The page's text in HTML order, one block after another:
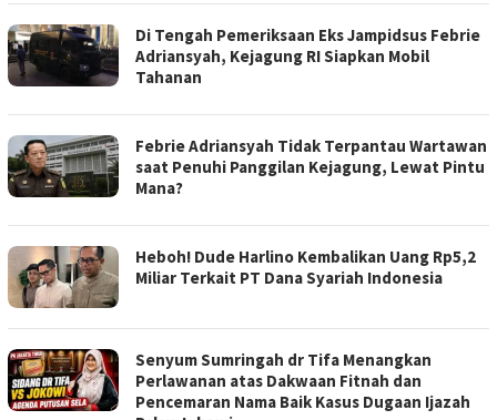
Di Tengah Pemeriksaan Eks Jampidsus Febrie
Adriansyah, Kejagung RI Siapkan Mobil
Tahanan
Febrie Adriansyah Tidak Terpantau Wartawan
saat Penuhi Panggilan Kejagung, Lewat Pintu
Mana?
Heboh! Dude Harlino Kembalikan Uang Rp5,2
Miliar Terkait PT Dana Syariah Indonesia
Senyum Sumringah dr Tifa Menangkan
Perlawanan atas Dakwaan Fitnah dan
Pencemaran Nama Baik Kasus Dugaan Ijazah